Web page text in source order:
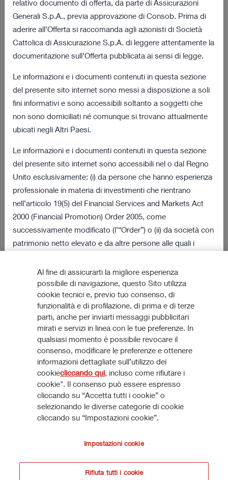
Revoca dalla quotazione e negoziazione
delle azioni ordinarie di Cattolica a decorrere
dalla data odierna
167 KB
Risultati definitivi della procedura di obbligo
di acquisto
VEDI TUTTI
Documenti dell’Offerta e della Procedura
08 luglio 2022 18:00
2 MB
08 luglio 2022 18:00
Richiesta di Vendita
269 KB
Ultime Presentazioni
Reinforcing market position in Italy 304 KB
VEDI TUTTE
Come aderire
relativo documento di offerta, da parte di Assicurazioni
Generali S.p.A., previa approvazione di Consob. Prima di
aderire all’Offerta si raccomanda agli azionisti di Società
Cattolica di Assicurazione S.p.A. di leggere attentamente la
documentazione sull’Offerta pubblicata ai sensi di legge.
Le informazioni e i documenti contenuti in questa sezione
del presente sito internet sono messi a disposizione a soli
fini informativi e sono accessibili soltanto a soggetti che
non sono domiciliati né comunque si trovano attualmente
ubicati negli Altri Paesi.
Le informazioni e i documenti contenuti in questa sezione
del presente sito internet sono accessibili nel o dal Regno
Unito esclusivamente: (i) da persone che hanno esperienza
professionale in materia di investimenti che rientrano
nell’articolo 19(5) del Financial Services and Markets Act
2000 (Financial Promotion) Order 2005, come
successivamente modificato (l’“Order”) o (ii) da società con
patrimonio netto elevato e da altre persone alle quali i
quanto rientranti nell’articolo 49(2) commi da (a) a (d)
dell’Order (congiuntamente, i “Soggetti Rilevanti”).
Le informazioni e i documenti presenti in questa sezione del
presente sito internet non possono essere inviati, né in
qualsiasi modo trasmessi, o comunque distribuiti,
direttamente o indirettamente, negli Altri Paesi o a soggetti
residenti, domiciliati o attualmente ubicati nel Regno Unito
diversi dai Soggetti Rilevanti. Chiunque riceva i suddetti
documenti e/o informazioni non dovrà distribuirli, inviarli o
spedirli negli Altri Paesi a soggetti residenti, domiciliati o
attualmente ubicati nel Regno Unito diversi dai Soggetti
Rilevanti.
Non accetto
*Dichiaro sotto la mia piena responsabilità di (i) non essere
Al fine di assicurarti la migliore esperienza
possibile di navigazione, questo Sito utilizza
cookie tecnici e, previo tuo consenso, di
funzionalità e di profilazione, di prima e di terze
parti, anche per inviarti messaggi pubblicitari
mirati e servizi in linea con le tue preferenze. In
qualsiasi momento è possibile revocare il
consenso, modificare le preferenze e ottenere
informazioni dettagliate sull’utilizzo dei
cookiecliccando qui, incluso come rifiutare i
cookie". Il consenso può essere espresso
cliccando su “Accetta tutti i cookie” o
selezionando le diverse categorie di cookie
cliccando su “Impostazioni cookie”.
Impostazioni cookie
Rifiuta tutti i cookie